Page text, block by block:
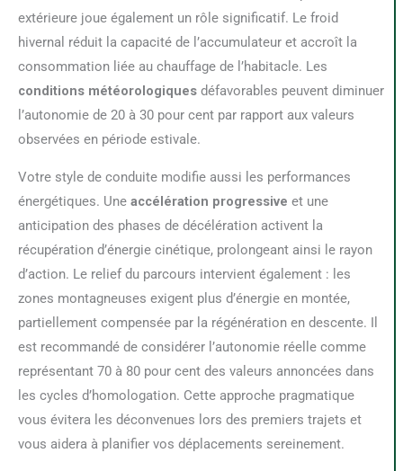
extérieure joue également un rôle significatif. Le froid
hivernal réduit la capacité de l’accumulateur et accroît la
consommation liée au chauffage de l’habitacle. Les
conditions météorologiques défavorables peuvent diminuer
l’autonomie de 20 à 30 pour cent par rapport aux valeurs
observées en période estivale.
Votre style de conduite modifie aussi les performances
énergétiques. Une accélération progressive et une
anticipation des phases de décélération activent la
récupération d’énergie cinétique, prolongeant ainsi le rayon
d’action. Le relief du parcours intervient également : les
zones montagneuses exigent plus d’énergie en montée,
partiellement compensée par la régénération en descente. Il
est recommandé de considérer l’autonomie réelle comme
représentant 70 à 80 pour cent des valeurs annoncées dans
les cycles d’homologation. Cette approche pragmatique
vous évitera les déconvenues lors des premiers trajets et
vous aidera à planifier vos déplacements sereinement.